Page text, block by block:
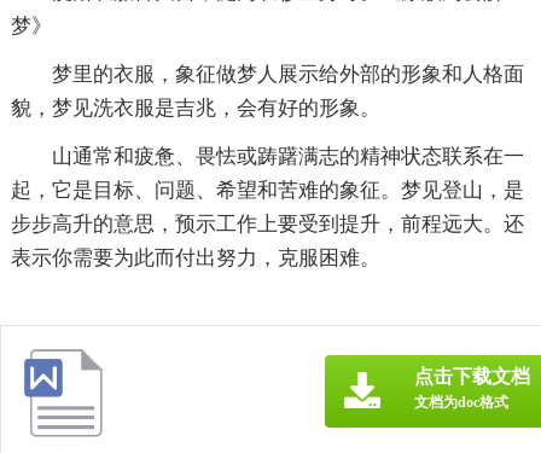
梦》
梦里的衣服，象征做梦人展示给外部的形象和人格面
貌，梦见洗衣服是吉兆，会有好的形象。
山通常和疲惫、畏怯或踌躇满志的精神状态联系在一
起，它是目标、问题、希望和苦难的象征。梦见登山，是
步步高升的意思，预示工作上要受到提升，前程远大。还
表示你需要为此而付出努力，克服困难。
点击下载文档
文档为doc格式